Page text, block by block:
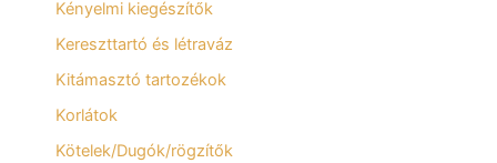
Kényelmi kiegészítők
Kereszttartó és létraváz
Kitámasztó tartozékok
Korlátok
Kötelek/Dugók/rögzítők